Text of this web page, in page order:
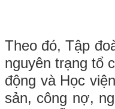
Theo đó, Tập
nguyên trạng tổ
động và Học
sản, công nợ,